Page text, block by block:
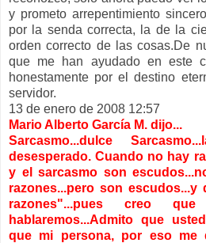
y prometo arrepentimiento
por la senda correcta, la de la
orden correcto de las cosas.De
que me han ayudado en este
honestamente por el destino
servidor.
13 de enero de 2008 12:57
Mario Alberto García M. dijo...
Sarcasmo...dulce
desesperado. Cuando no hay
y el sarcasmo son
razones...pero son
razones"...pues creo
hablaremos...Admito que
que mi persona, por eso me